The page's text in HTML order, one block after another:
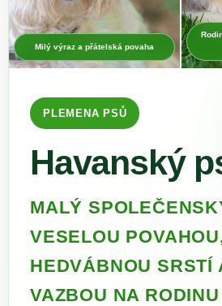
Milý výraz a přátelská povaha
PLEMENA PSŮ
Havanský
MALÝ
VESELOU
HEDVÁBNOU SRSTÍ
VAZBOU NA RODINU